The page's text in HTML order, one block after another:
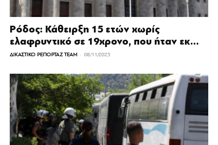
Ρόδος: Κάθειρξη 15 ετών χωρίς
ελαφρυντικό σε 19χρονο, που ήταν εκ...
ΔΙΚΑΣΤΙΚΟ ΡΕΠΟΡΤΑΖ TEAM - 08/11/2023